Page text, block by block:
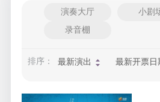
演奏大厅
小剧
录音棚
排序： 最新演出 最新开票日